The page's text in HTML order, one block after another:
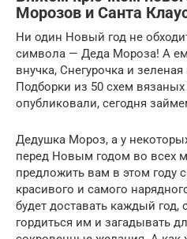
Морозов и Санта
Ни один Новый год не
символа — Деда Мороза! А
внучка, Снегурочка и
Подборки из 50 схем
опубликовали, сегодня
Дедушка Мороз, а у
перед Новым годом во всех
предложить вам в этом году
красивого и самого
будет доставать каждый год,
гордиться им и загадывать